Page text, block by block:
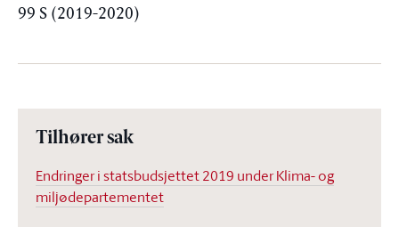
99 S (2019-2020)
Tilhører sak
Endringer i statsbudsjettet 2019 under Klima- og
miljødepartementet